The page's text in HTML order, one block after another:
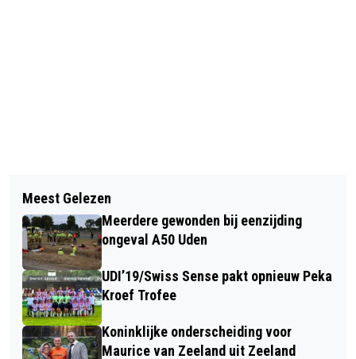
EXCESSIEF PROCEDEER GEDRAG
LEIDT TOT ONTZEGGING VAN
GESUBSIDIEERDE RECHTSBIJSTAND
NPO RADIO 1 ZENDT 5 DAGEN LIVE
VANAF DE KERMIS IN UDEN
Meest Gelezen
Meerdere gewonden bij eenzijding
ongeval A50 Uden
UDI’19/Swiss Sense pakt opnieuw Peka
Kroef Trofee
Koninklijke onderscheiding voor
Maurice van Zeeland uit Zeeland